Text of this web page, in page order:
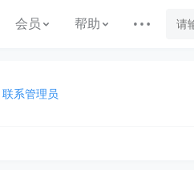
会员 帮助
联系管理员